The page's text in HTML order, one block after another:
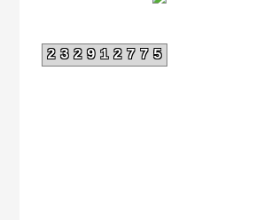
232912775